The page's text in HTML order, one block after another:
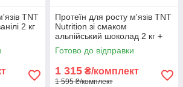
TNT
2 кг
Протеїн для росту м'язів TNT
Nutrition зі смаком
альпійський шоколад 2 кг +
Омега 3
Готово до відправки
1 315 ₴/комплект
1 595 ₴/комплект